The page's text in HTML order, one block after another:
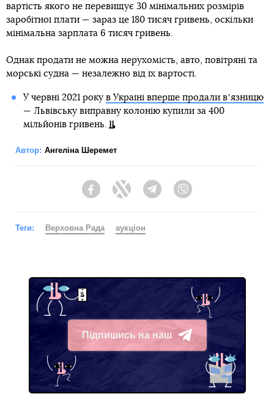
вартість якого не перевищує 30 мінімальних розмірів
заробітної плати — зараз це 180 тисяч гривень, оскільки
мінімальна зарплата 6 тисяч гривень.
Однак продати не можна нерухомість, авто, повітряні та
морські судна — незалежно від їх вартості.
У червні 2021 року в Україні вперше продали вʼязницю
— Львівську виправну колонію купили за 400
мільйонів гривень.
Автор: Ангеліна Шеремет
FacebookTwitter Telegram
Теги: Верховна Рада аукціон
Підпишись на наш
Telegram